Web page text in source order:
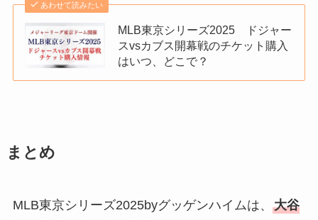
あわせて読みたい
MLB東京シリーズ2025 ドジャー
スvsカブス開幕戦のチケット購入
はいつ、どこで？
まとめ
MLB東京シリーズ2025byグッゲンハイムは、 大谷